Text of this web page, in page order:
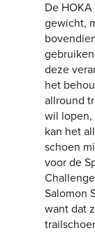
De
gewicht,
deze
het
allround
wil lopen,
kan het
schoen
voor de
Salomon
want dat